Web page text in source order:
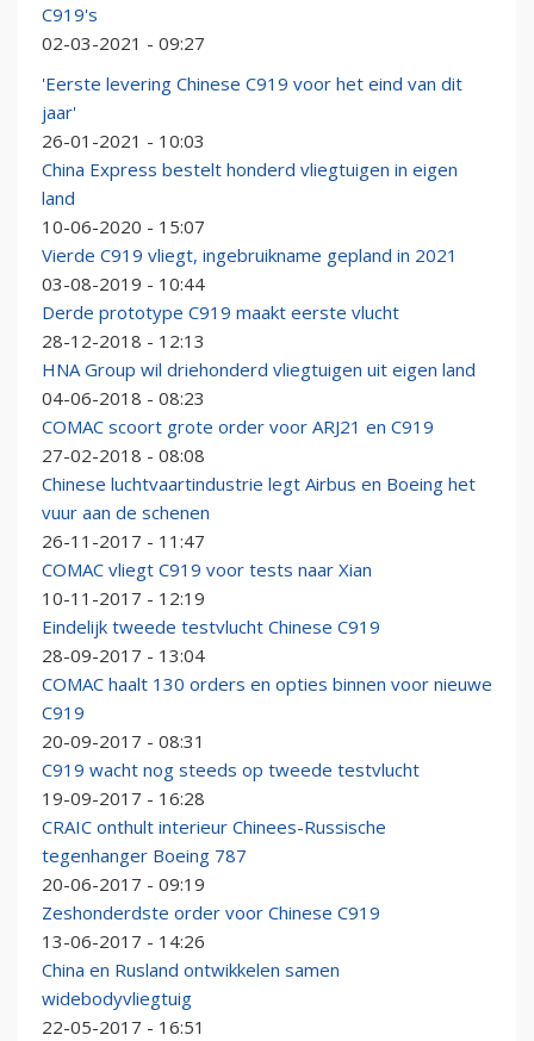
C919's
02-03-2021 - 09:27
'Eerste levering Chinese C919 voor het eind van dit
jaar'
26-01-2021 - 10:03
China Express bestelt honderd vliegtuigen in eigen
land
10-06-2020 - 15:07
Vierde C919 vliegt, ingebruikname gepland in 2021
03-08-2019 - 10:44
Derde prototype C919 maakt eerste vlucht
28-12-2018 - 12:13
HNA Group wil driehonderd vliegtuigen uit eigen land
04-06-2018 - 08:23
COMAC scoort grote order voor ARJ21 en C919
27-02-2018 - 08:08
Chinese luchtvaartindustrie legt Airbus en Boeing het
vuur aan de schenen
26-11-2017 - 11:47
COMAC vliegt C919 voor tests naar Xian
10-11-2017 - 12:19
Eindelijk tweede testvlucht Chinese C919
28-09-2017 - 13:04
COMAC haalt 130 orders en opties binnen voor nieuwe
C919
20-09-2017 - 08:31
C919 wacht nog steeds op tweede testvlucht
19-09-2017 - 16:28
CRAIC onthult interieur Chinees-Russische
tegenhanger Boeing 787
20-06-2017 - 09:19
Zeshonderdste order voor Chinese C919
13-06-2017 - 14:26
China en Rusland ontwikkelen samen
widebodyvliegtuig
22-05-2017 - 16:51